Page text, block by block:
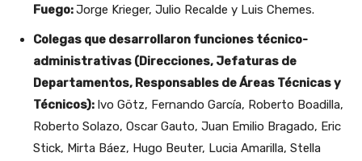
Fuego:Jorge Krieger, Julio Recalde y Luis Chemes.
Colegas que desarrollaron funciones técnico-
administrativas (Direcciones, Jefaturas de
Departamentos, Responsables de Áreas Técnicas y
Técnicos): Ivo Götz, Fernando García, Roberto Boadilla,
Roberto Solazo, Oscar Gauto, Juan Emilio Bragado, Eric
Stick, Mirta Báez, Hugo Beuter, Lucia Amarilla, Stella